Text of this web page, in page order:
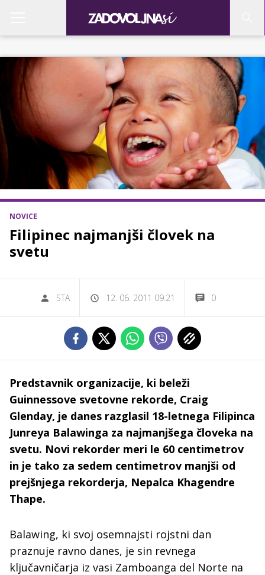
NOVICE
Filipinec najmanjši človek na
svetu
STA 12. 06. 2011 09.21 0
Predstavnik organizacije, ki beleži
Guinnessove svetovne rekorde, Craig
Glenday, je danes razglasil 18-letnega Filipinca
Junreya Balawinga za najmanjšega človeka na
svetu. Novi rekorder meri le 60 centimetrov
in je tako za sedem centimetrov manjši od
prejšnjega rekorderja, Nepalca Khagendre
Thape.
Balawing, ki svoj osemnajsti rojstni dan
praznuje ravno danes, je sin revnega
ključavničarja iz vasi Zamboanga del Norte na